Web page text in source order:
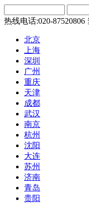
热线电话:020-87520806
北京
上海
深圳
广州
重庆
天津
成都
武汉
南京
杭州
沈阳
大连
苏州
济南
青岛
贵阳